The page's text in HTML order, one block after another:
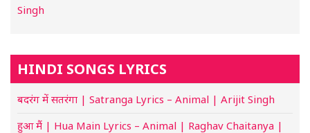
Singh
HINDI SONGS LYRICS
बदरंग में सतरंगा | Satranga Lyrics – Animal | Arijit Singh
हुआ मैं | Hua Main Lyrics – Animal | Raghav Chaitanya |